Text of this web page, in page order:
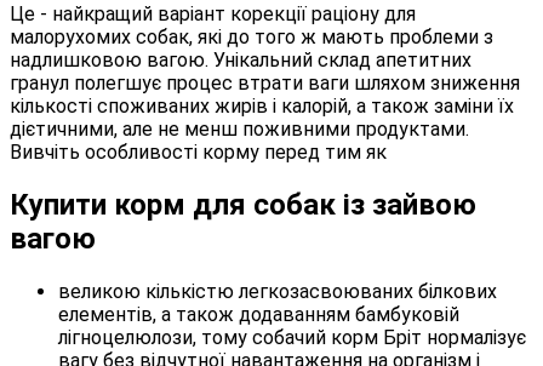
Це - найкращий варіант корекції раціону для
малорухомих собак, які до того ж мають проблеми з
надлишковою вагою. Унікальний склад апетитних
гранул полегшує процес втрати ваги шляхом зниження
кількості споживаних жирів і калорій, а також заміни їх
дієтичними, але не менш поживними продуктами.
Вивчіть особливості корму перед тим як
Купити корм для собак із зайвою
вагою
великою кількістю легкозасвоюваних білкових
елементів, а також додаванням бамбуковій
лігноцелюлози, тому собачий корм Бріт нормалізує
вагу без відчутної навантаження на організм і